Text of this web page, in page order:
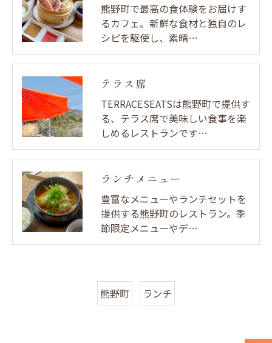
熊野町で最高の食体験をお届けす
るカフェ。新鮮な食材と独自のレ
シピを駆使し、素晴…
テラス席
TERRACESEATSは熊野町で提供す
る、テラス席で美味しい食事を楽
しめるレストランです…
ランチメニュー
豊富なメニューやランチセットを
提供する熊野町のレストラン。季
節限定メニューやデ…
熊野町 ランチ